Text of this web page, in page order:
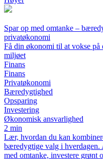
Spar op med omtanke –
privatøkonomi
Få din økonomi til at vokse på
miljøet
Finans
Finans
Privatøkonomi
Bæredygtighed
Opsparing
Investering
Økonomisk ansvarlighed
2 min
Lær, hvordan du kan
bæredygtige valg i
med omtanke, investere grønt